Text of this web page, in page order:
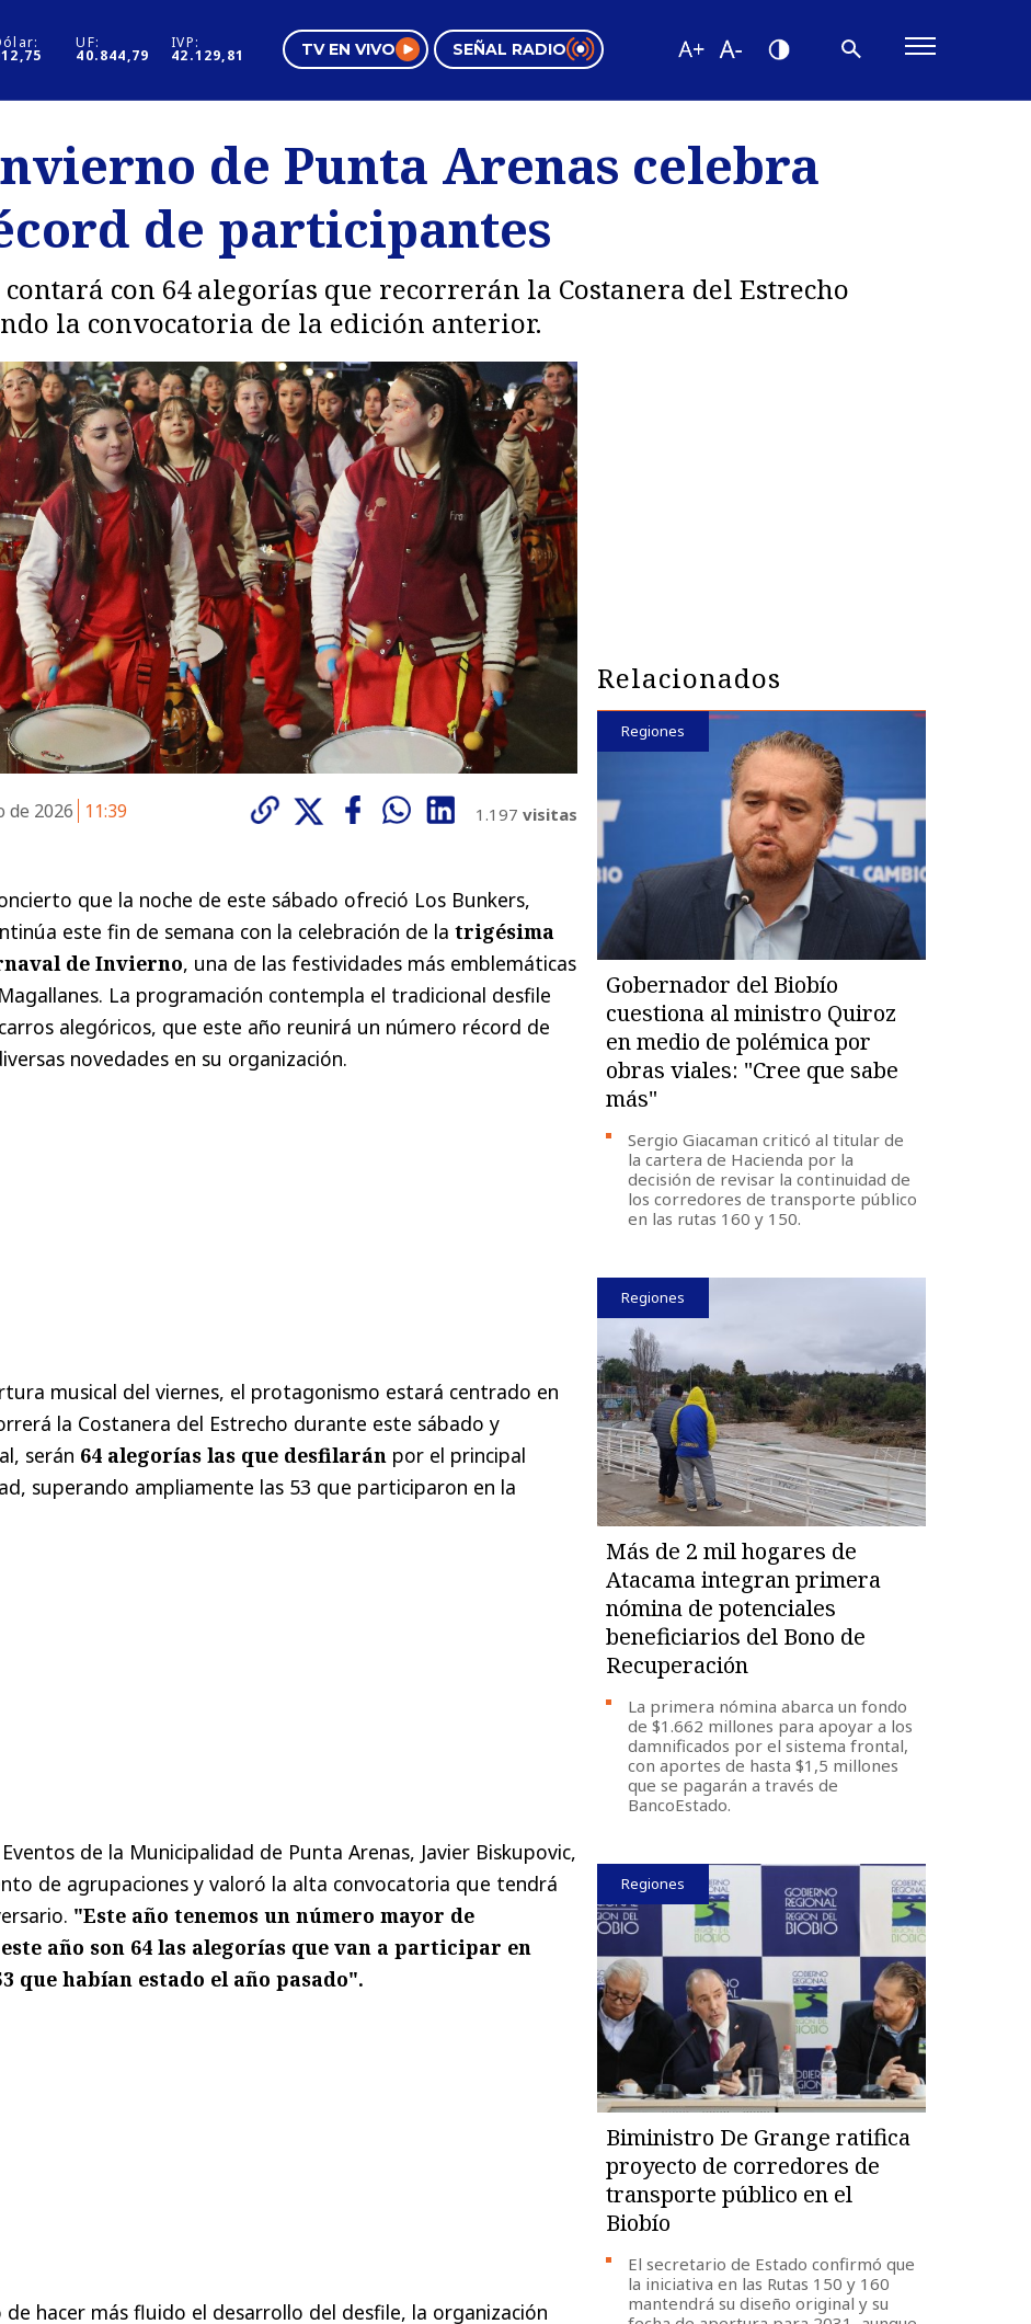
UF:
40.844,79
IVP:
42.129,81 TV EN VIVO SEÑAL RADIO
Negocios
Pura Mujer
Tendencias
Videos
de Punta Arenas celebra
de participantes
con 64 alegorías que recorrerán la Costanera del Estrecho
la convocatoria de la edición anterior.
de 2026 11:39 1.197 visitas
que la noche de este sábado ofreció Los Bunkers,
este fin de semana con la celebración de la trigésima
de Invierno, una de las festividades más emblemáticas
La programación contempla el tradicional desfile
alegóricos, que este año reunirá un número récord de
novedades en su organización.
musical del viernes, el protagonismo estará centrado en
la Costanera del Estrecho durante este sábado y
serán 64 alegorías las que desfilarán por el principal
superando ampliamente las 53 que participaron en la
de la Municipalidad de Punta Arenas, Javier Biskupovic,
de agrupaciones y valoró la alta convocatoria que tendrá
"Este año tenemos un número mayor de
año son 64 las alegorías que van a participar en
que habían estado el año pasado".
hacer más fluido el desarrollo del desfile, la organización
Relacionados
Regiones
Gobernador del Biobío
cuestiona al ministro Quiroz
en medio de polémica por
obras viales: "Cree que sabe
más"
Sergio Giacaman criticó al titular de
la cartera de Hacienda por la
decisión de revisar la continuidad de
los corredores de transporte público
en las rutas 160 y 150.
Regiones
Más de 2 mil hogares de
Atacama integran primera
nómina de potenciales
beneficiarios del Bono de
Recuperación
La primera nómina abarca un fondo
de $1.662 millones para apoyar a los
damnificados por el sistema frontal,
con aportes de hasta $1,5 millones
que se pagarán a través de
BancoEstado.
Regiones
Biministro De Grange ratifica
proyecto de corredores de
transporte público en el
Biobío
El secretario de Estado confirmó que
la iniciativa en las Rutas 150 y 160
mantendrá su diseño original y su